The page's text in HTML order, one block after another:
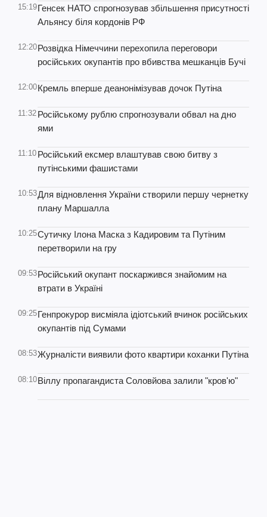
15:19Генсек НАТО спрогнозував збільшення присутності
Альянсу біля кордонів РФ
12:20Розвідка Німеччини перехопила переговори
російських окупантів про вбивства мешканців Бучі
12:00Кремль вперше деанонімізував дочок Путіна
11:32 Російському рублю спрогнозували обвал на дно
ями
11:10 Російський ексмер влаштував свою битву з
путінськими фашистами
10:53Для відновлення України створили першу чернетку
плану Маршалла
10:25Сутичку Ілона Маска з Кадировим та Путіним
перетворили на гру
09:53Російський окупант поскаржився знайомим на
втрати в Україні
09:25Генпрокурор висміяла ідіотський вчинок російських
окупантів під Сумами
08:53Журналісти виявили фото квартири коханки Путіна
08:10Віллу пропагандиста Соловйова залили "кров'ю"